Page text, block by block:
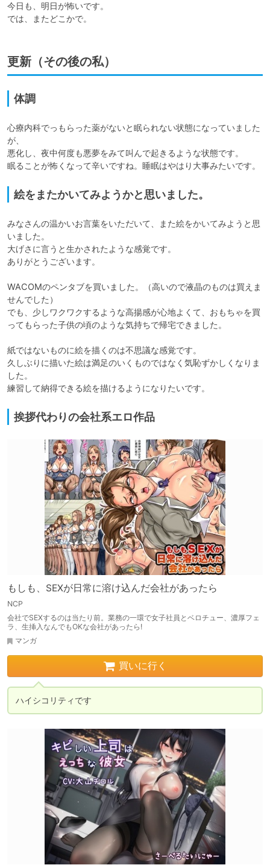
今日も、明日が怖いです。
では、またどこかで。
更新（その後の私）
体調
心療内科でっもらった薬がないと眠られない状態になっていました
が、
悪化し、夜中何度も悪夢をみて叫んで起きるような状態です。
眠ることが怖くなって辛いですね。睡眠はやはり大事みたいです。
絵をまたかいてみようかと思いました。
みなさんの温かいお言葉をいただいて、また絵をかいてみようと思
いました。
大げさに言うと生かされたような感覚です。
ありがとうございます。
WACOMのペンタブを買いました。（高いので液晶のものは買えま
せんでした）
でも、少しワクワクするような高揚感が心地よくて、おもちゃを買
ってもらった子供の頃のような気持ちで帰宅できました。
紙ではないものに絵を描くのは不思議な感覚です。
久しぶりに描いた絵は満足のいくものではなく気恥ずかしくなりま
した。
練習して納得できる絵を描けるようになりたいです。
挨拶代わりの会社系エロ作品
もしも、SEXが日常に溶け込んだ会社があったら
NCP
会社でSEXするのは当たり前。業務の一環で女子社員とベロチュー、濃厚フェ
ラ、生挿入なんでもOKな会社があったら!
マンガ
買いに行く
ハイシコリティです